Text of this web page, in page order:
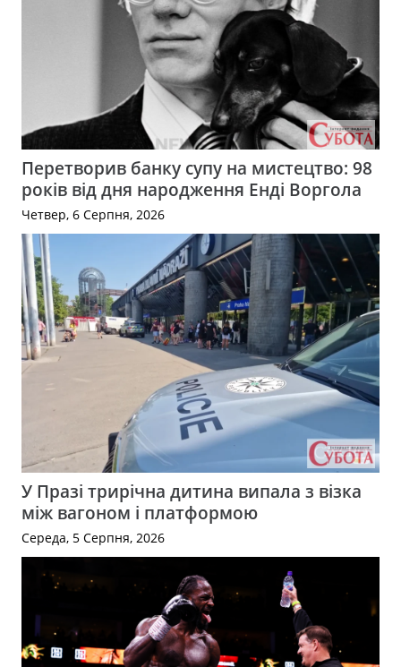
Перетворив банку супу на мистецтво: 98
років від дня народження Енді Воргола
Четвер, 6 Серпня, 2026
У Празі трирічна дитина випала з візка
між вагоном і платформою
Середа, 5 Серпня, 2026